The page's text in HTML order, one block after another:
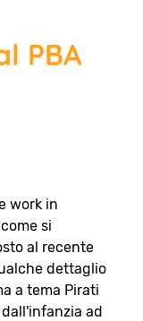
PBA
work in
si
al recente
dettaglio
a tema Pirati
ad